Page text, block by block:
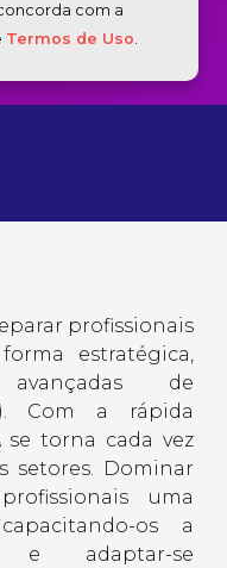
com a
Termos de Uso.
profissionais
estratégica,
de
Com a rápida
se torna cada vez
setores. Dominar
uma
os a
e adaptar-se